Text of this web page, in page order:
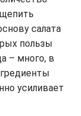
салата
пользы
– много, в
усиливает